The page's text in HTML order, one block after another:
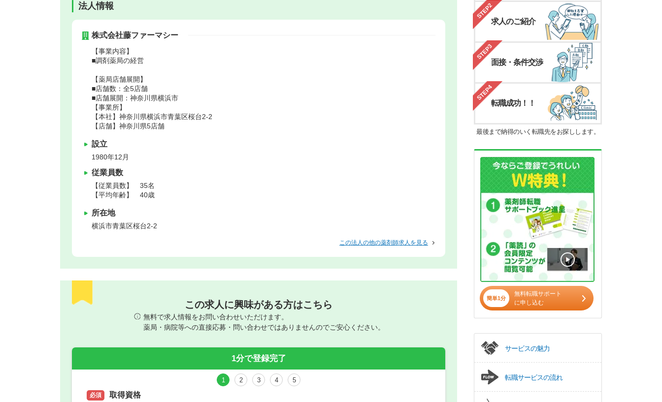
法人情報
株式会社藤ファーマシー
【事業内容】
■調剤薬局の経営
【薬局店舗展開】
■店舗数：全5店舗
■店舗展開：神奈川県横浜市
【事業所】
【本社】神奈川県横浜市青葉区桜台2-2
【店舗】神奈川県5店舗
設立
1980年12月
従業員数
【従業員数】 35名
【平均年齢】 40歳
所在地
横浜市青葉区桜台2-2
この法人の他の薬剤師求人を見る
この求人に興味がある方はこちら
無料で求人情報をお問い合わせいただけます。
薬局・病院等への直接応募・問い合わせではありませんのでご安心ください。
1分で登録完了
1 2 3 4 5
必須 取得資格
STEP2
求人のご紹介
STEP3
面接・条件交渉
STEP4
転職成功！！
最後まで納得のいく転職先をお探しします。
簡単1分
無料転職サポート
に申し込む
サービスの魅力
転職サービスの流れ